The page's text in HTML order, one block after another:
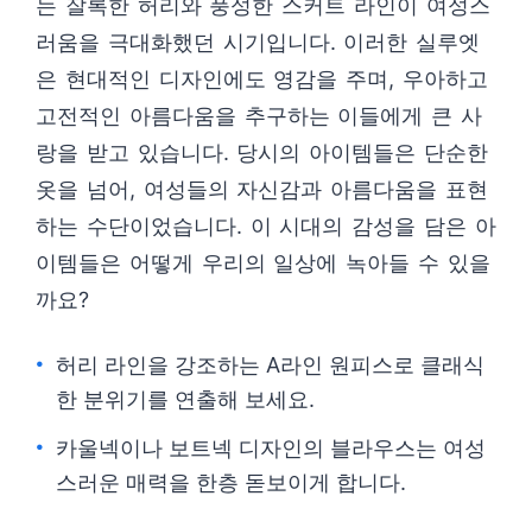
는 잘록한 허리와 풍성한 스커트 라인이 여성스
러움을 극대화했던 시기입니다. 이러한 실루엣
은 현대적인 디자인에도 영감을 주며, 우아하고
고전적인 아름다움을 추구하는 이들에게 큰 사
랑을 받고 있습니다. 당시의 아이템들은 단순한
옷을 넘어, 여성들의 자신감과 아름다움을 표현
하는 수단이었습니다. 이 시대의 감성을 담은 아
이템들은 어떻게 우리의 일상에 녹아들 수 있을
까요?
허리 라인을 강조하는 A라인 원피스로 클래식
한 분위기를 연출해 보세요.
카울넥이나 보트넥 디자인의 블라우스는 여성
스러운 매력을 한층 돋보이게 합니다.